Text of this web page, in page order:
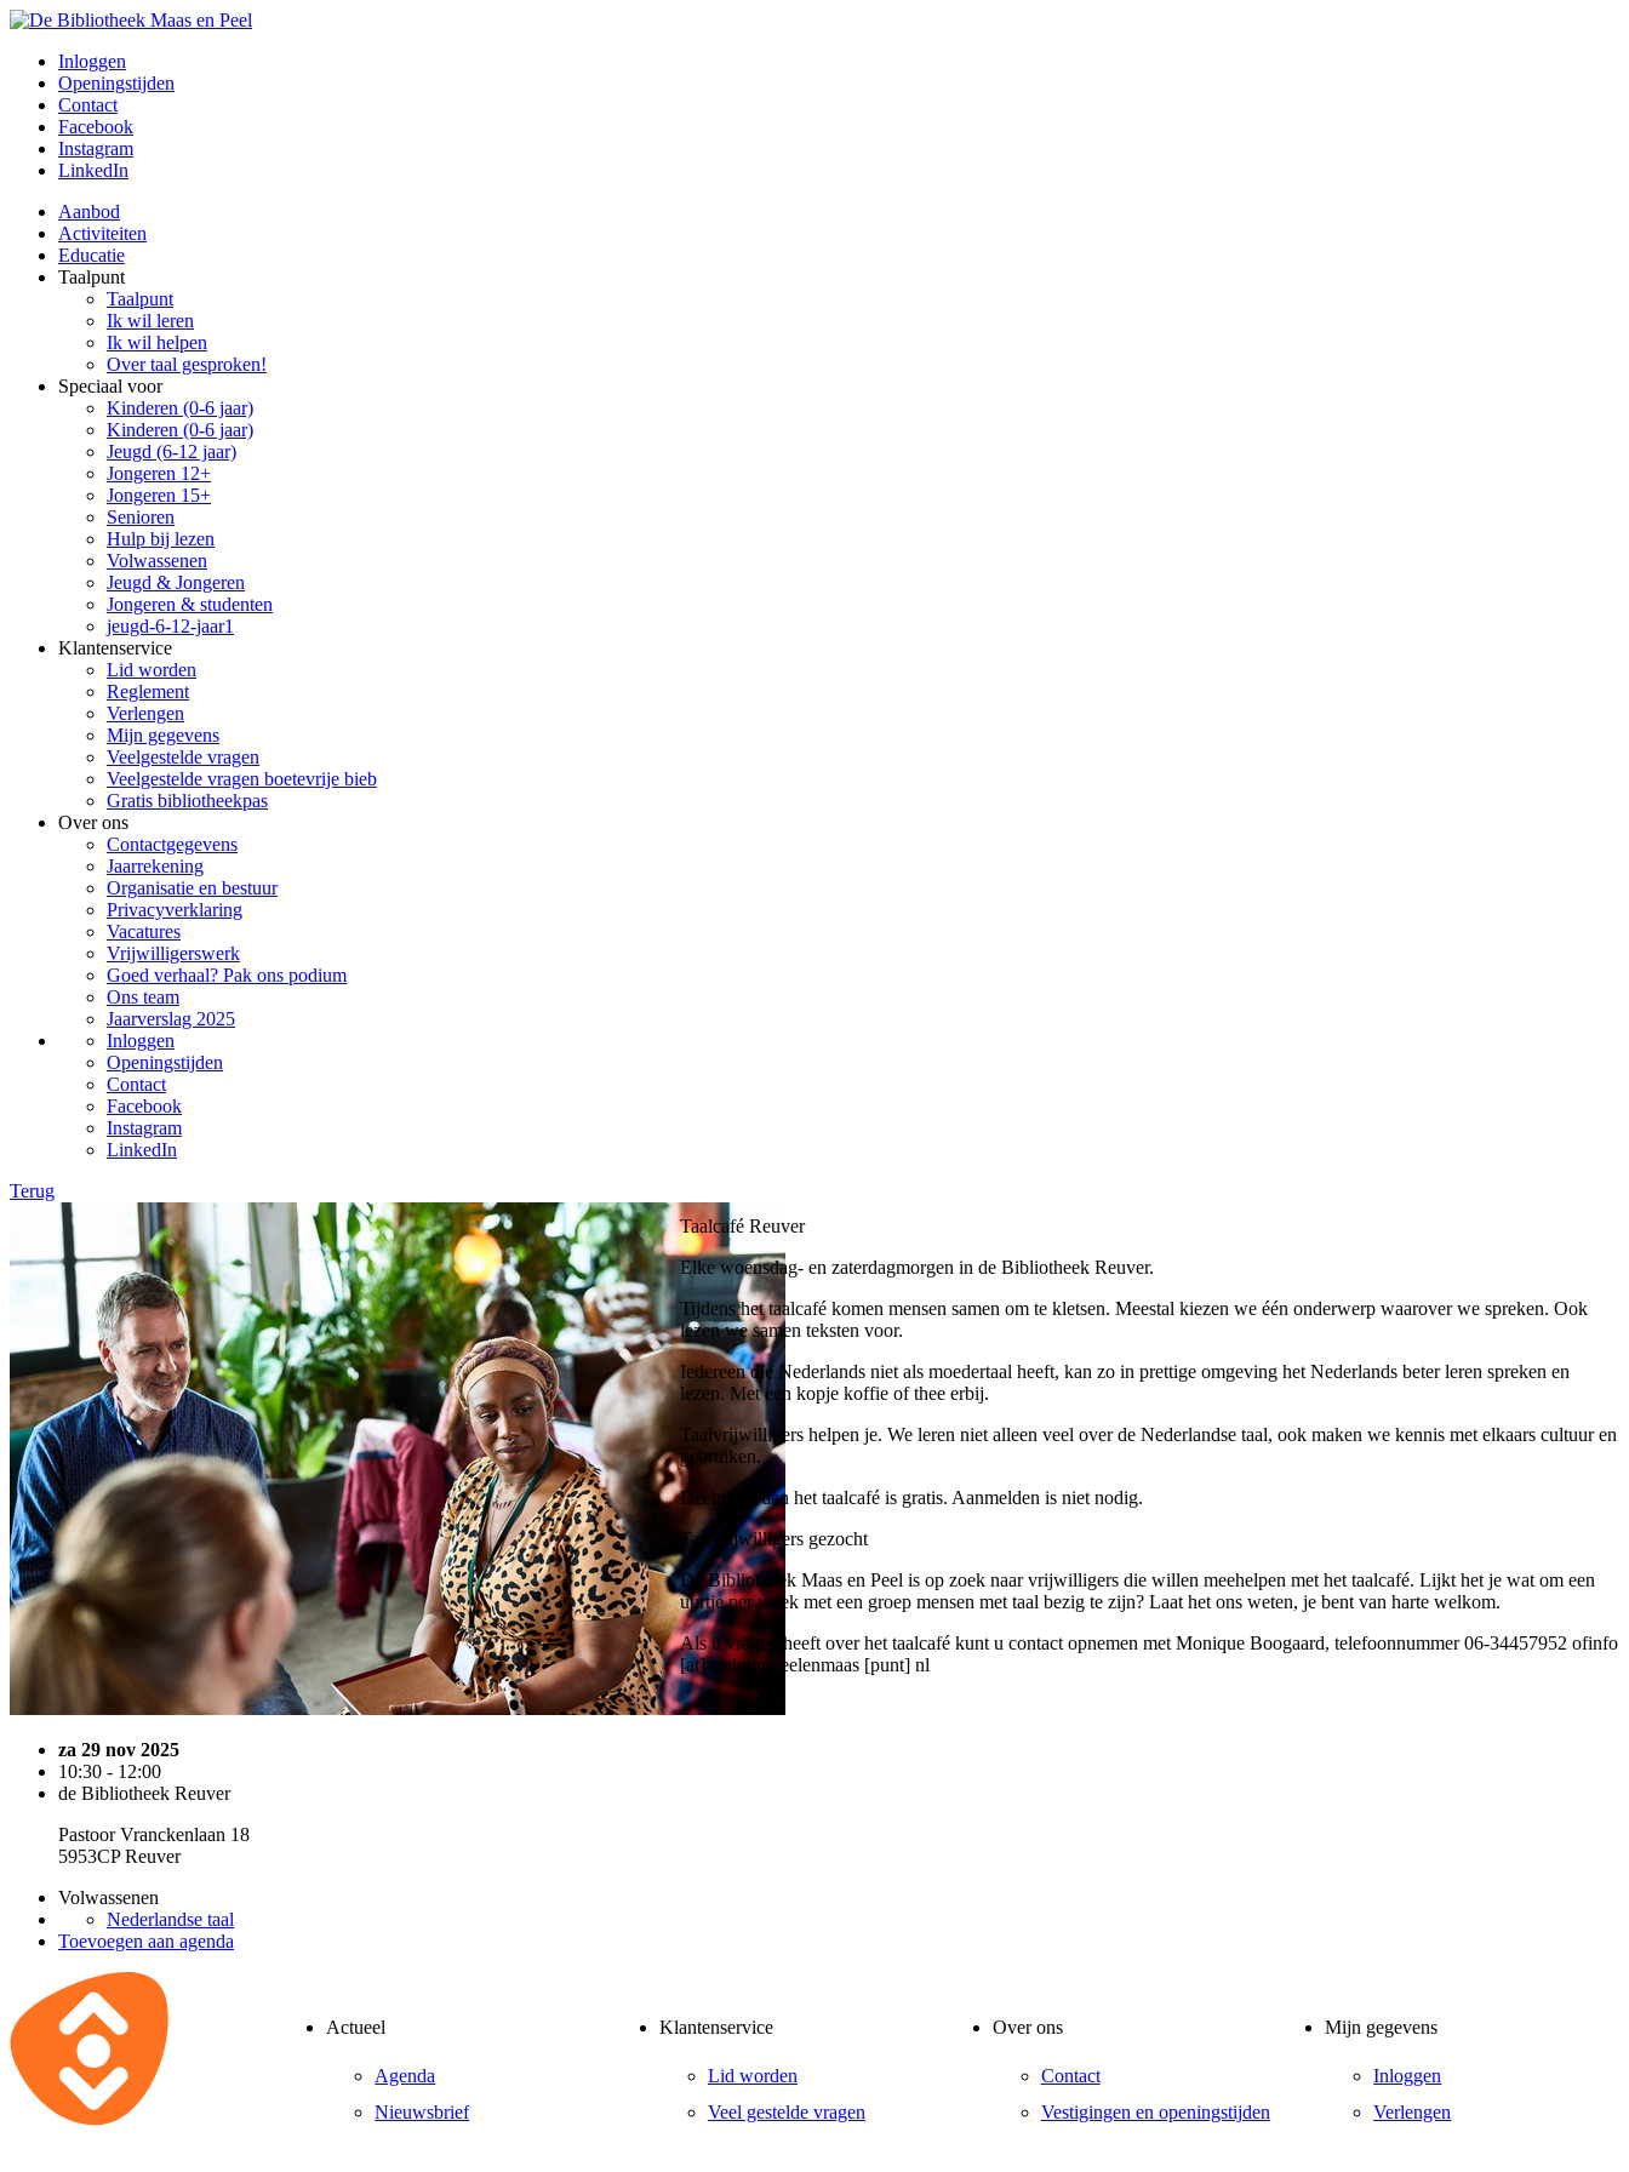
Inloggen
Openingstijden
Contact
Facebook
Instagram
LinkedIn
Aanbod
Activiteiten
Educatie
Taalpunt
Taalpunt
Ik wil leren
Ik wil helpen
Over taal gesproken!
Speciaal voor
Kinderen (0-6 jaar)
Kinderen (0-6 jaar)
Jeugd (6-12 jaar)
Jongeren 12+
Jongeren 15+
Senioren
Hulp bij lezen
Volwassenen
Jeugd & Jongeren
Jongeren & studenten
jeugd-6-12-jaar1
Klantenservice
Lid worden
Reglement
Verlengen
Mijn gegevens
Veelgestelde vragen
Veelgestelde vragen boetevrije bieb
Gratis bibliotheekpas
Over ons
Contactgegevens
Jaarrekening
Organisatie en bestuur
Privacyverklaring
Vacatures
Vrijwilligerswerk
Goed verhaal? Pak ons podium
Ons team
Jaarverslag 2025
Inloggen
Openingstijden
Contact
Facebook
Instagram
LinkedIn
Terug
za 29 nov 2025
10:30 - 12:00
de Bibliotheek Reuver
Pastoor Vranckenlaan 18
5953CP Reuver
Volwassenen
Nederlandse taal
Toevoegen aan agenda
Taalcafé Reuver
Elke woensdag- en zaterdagmorgen in de Bibliotheek Reuver.
Tijdens het taalcafé komen mensen samen om te kletsen. Meestal kiezen we één onderwerp waarover we spreken. Ook
lezen we samen teksten voor.
Iedereen die Nederlands niet als moedertaal heeft, kan zo in prettige omgeving het Nederlands beter leren spreken en
lezen. Met een kopje koffie of thee erbij.
Taalvrijwilligers helpen je. We leren niet alleen veel over de Nederlandse taal, ook maken we kennis met elkaars cultuur en
gebruiken.
Deelname aan het taalcafé is gratis. Aanmelden is niet nodig.
Taalvrijwilligers gezocht
De Bibliotheek Maas en Peel is op zoek naar vrijwilligers die willen meehelpen met het taalcafé. Lijkt het je wat om een
uurtje per week met een groep mensen met taal bezig te zijn? Laat het ons weten, je bent van harte welkom.
Als u vragen heeft over het taalcafé kunt u contact opnemen met Monique Boogaard, telefoonnummer 06-34457952ofinfo
[at] taalpuntpeelenmaas [punt] nl
Actueel
Agenda
Nieuwsbrief
Klantenservice
Lid worden
Veel gestelde vragen
Over ons
Contact
Vestigingen en openingstijden
Mijn gegevens
Inloggen
Verlengen